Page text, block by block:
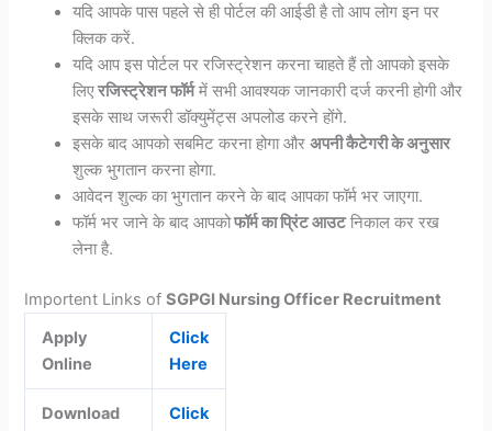
यदि आपके पास पहले से ही पोर्टल की आईडी है तो आप लोग इन पर
क्लिक करें.
यदि आप इस पोर्टल पर रजिस्ट्रेशन करना चाहते हैं तो आपको इसके
लिएरजिस्ट्रेशन फॉर्ममें सभी आवश्यक जानकारी दर्ज करनी होगी और
इसके साथ जरूरी डॉक्युमेंट्स अपलोड करने होंगे.
इसके बाद आपको सबमिट करना होगा औरअपनी कैटेगरी के अनुसार
शुल्क भुगतान करना होगा.
आवेदन शुल्क का भुगतान करने के बाद आपका फॉर्म भर जाएगा.
फॉर्म भर जाने के बाद आपकोफॉर्म का प्रिंट आउटनिकाल कर रख
लेना है.
Importent Links ofSGPGI Nursing Officer Recruitment
Apply
Online
Click
Here
Download
Click